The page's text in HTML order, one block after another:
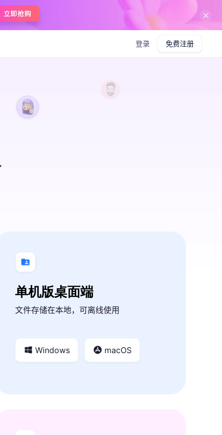
登录 免费注册
单机版桌面端
文件存储在本地，可离线使用
Windows macOS